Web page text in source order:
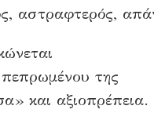
αστραφτερός,
της
και αξιοπρέπεια.